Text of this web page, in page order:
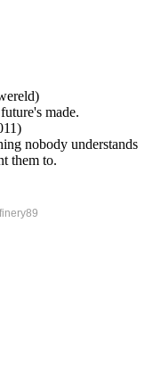
made.
nobody understands
them to.